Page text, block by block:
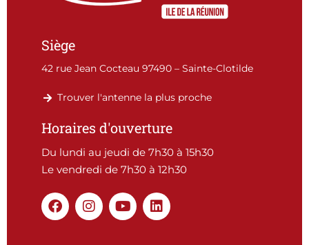
Siège
42 rue Jean Cocteau 97490 – Sainte-Clotilde
Trouver l'antenne la plus proche
Horaires d'ouverture
Du lundi au jeudi de 7h30 à 15h30
Le vendredi de 7h30 à 12h30
F
a
I
n
Y
o
L
i